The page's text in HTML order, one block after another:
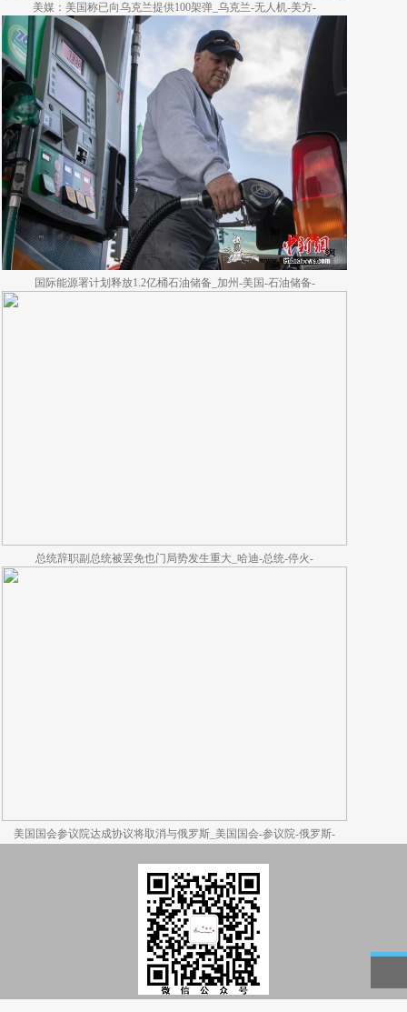
美媒：美国称已向乌克兰提供100架弹_乌克兰-无人机-美方-
国际能源署计划释放1.2亿桶石油储备_加州-美国-石油储备-
总统辞职副总统被罢免也门局势发生重大_哈迪-总统-停火-
美国国会参议院达成协议将取消与俄罗斯_美国国会-参议院-俄罗斯-